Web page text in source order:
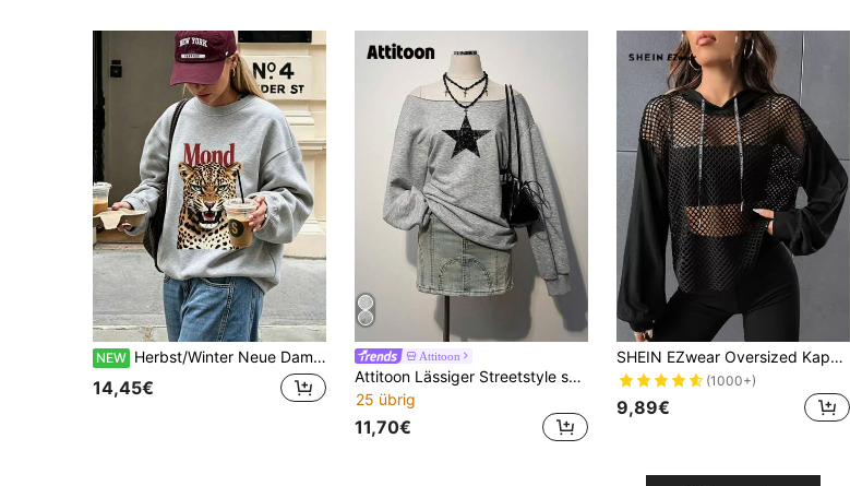
NEW Herbst/Winter Neue Damen Rundhals Sweatshirt Leopard Muster Mode Vielseitig Street Lässig
14,45€
Attitoon
Attitoon Lässiger Streetstyle schwarzes Sternmuster hellgraues Damen Off-Shoulder Sweatshirt mit lockerer Passform und langen Ärmeln, geeignet für Frühling/Sommer
25 übrig
11,70€
SHEIN EZwear Oversized Kapuzenpullover mit Kordelzug und Mesh-Einsätzen ohne Unterhemd für Herbst/Winter
(1000+)
9,89€